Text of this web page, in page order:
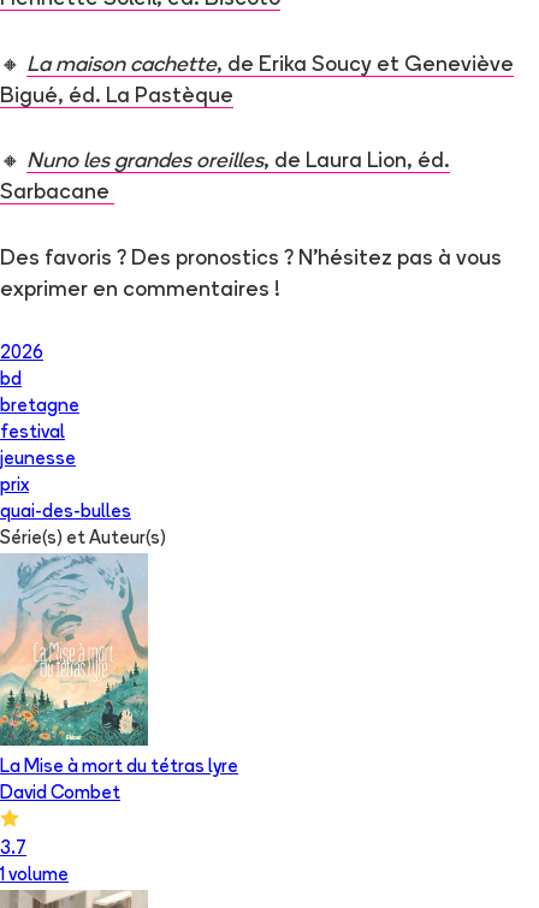
🔸 La maison cachette, de Erika Soucy et Geneviève
Bigué, éd. La Pastèque
🔸 Nuno les grandes oreilles, de Laura Lion, éd.
Sarbacane
Des favoris ? Des pronostics ? N’hésitez pas à vous
exprimer en commentaires !
2026
bd
bretagne
festival
jeunesse
prix
quai-des-bulles
Série(s) et Auteur(s)
La Mise à mort du tétras lyre
David Combet
3.7
1 volume